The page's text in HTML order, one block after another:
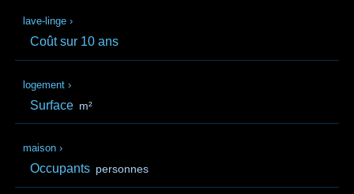
lave-linge ›
Coût sur 10 ans
logement ›
Surface m²
maison ›
Occupants personnes